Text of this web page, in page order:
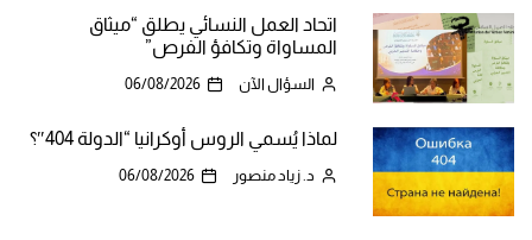
اتحاد العمل النسائي يطلق “ميثاق
المساواة وتكافؤ الفرص”
السؤال الآن 06/08/2026
لماذا يُسمي الروس أوكرانيا “الدولة 404″؟
د. زياد منصور 06/08/2026